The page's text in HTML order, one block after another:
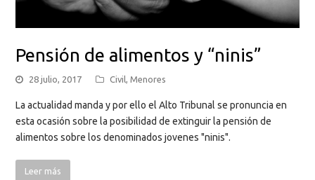
Pensión de alimentos y “ninis”
28 julio, 2017 Civil,Menores
La actualidad manda y por ello el Alto Tribunal se pronuncia en
esta ocasión sobre la posibilidad de extinguir la pensión de
alimentos sobre los denominados jovenes "ninis".
Leer más